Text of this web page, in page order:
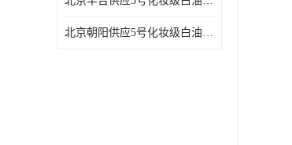
北京朝阳供应5号化妆级白油纺织时的润滑剂